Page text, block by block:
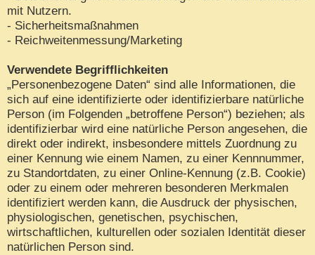
mit Nutzern.
- Sicherheitsmaßnahmen
- Reichweitenmessung/Marketing
Verwendete Begrifflichkeiten
„Personenbezogene Daten“ sind alle Informationen, die
sich auf eine identifizierte oder identifizierbare natürliche
Person (im Folgenden „betroffene Person“) beziehen; als
identifizierbar wird eine natürliche Person angesehen, die
direkt oder indirekt, insbesondere mittels Zuordnung zu
einer Kennung wie einem Namen, zu einer Kennnummer,
zu Standortdaten, zu einer Online-Kennung (z.B. Cookie)
oder zu einem oder mehreren besonderen Merkmalen
identifiziert werden kann, die Ausdruck der physischen,
physiologischen, genetischen, psychischen,
wirtschaftlichen, kulturellen oder sozialen Identität dieser
natürlichen Person sind.